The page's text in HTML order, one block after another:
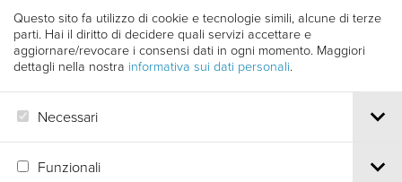
Questo sito fa utilizzo di cookie e tecnologie simili, alcune di terze
parti. Hai il diritto di decidere quali servizi accettare e
aggiornare/revocare i consensi dati in ogni momento. Maggiori
dettagli nella nostra informativa sui dati personali.
Necessari
Funzionali